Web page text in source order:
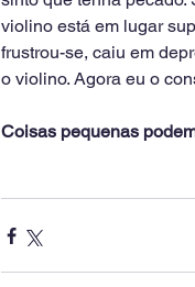
violino está em lugar
frustrou-se, caiu em
o violino. Agora eu o
Coisas pequenas